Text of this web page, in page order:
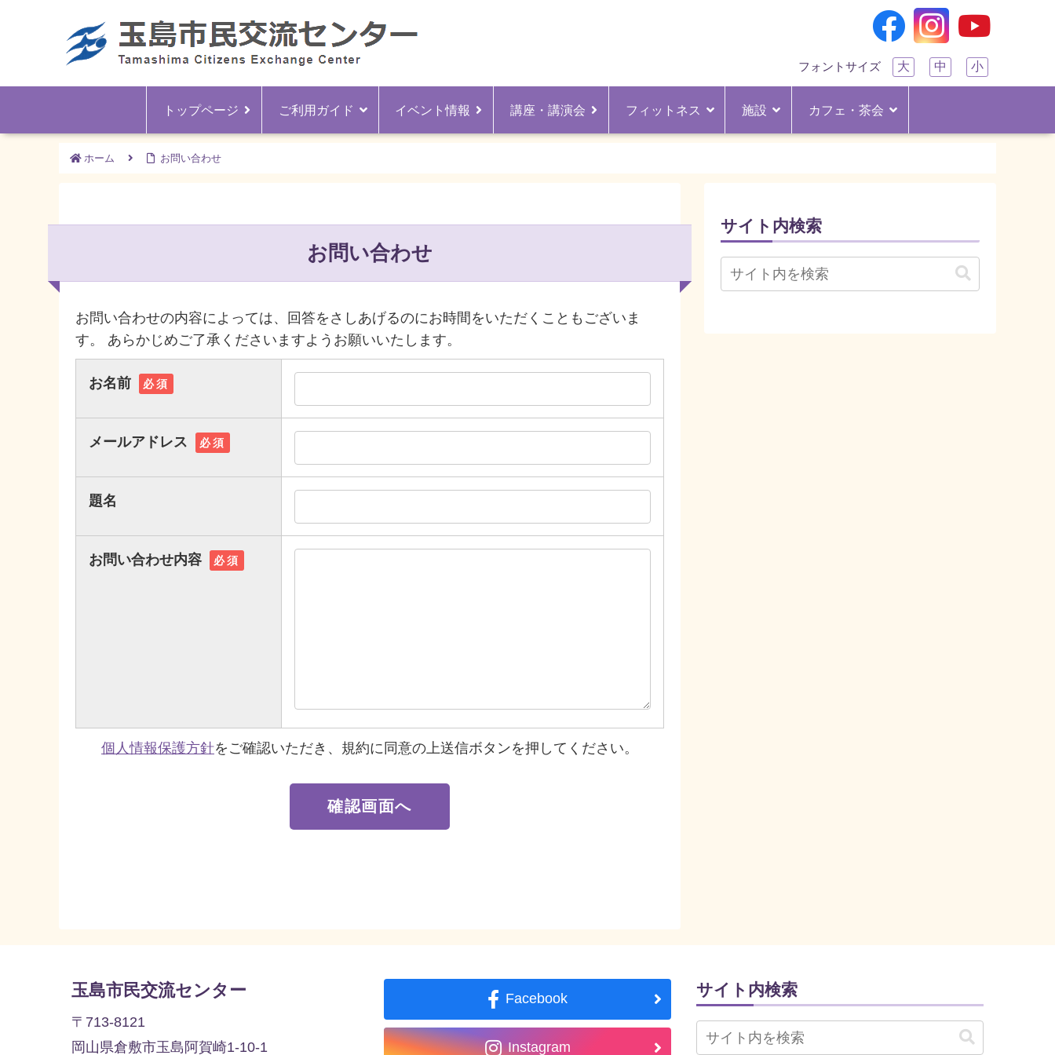
フォントサイズ 大 中 小
トップページ ご利用ガイド イベント情報 講座・講演会 フィットネス 施設 カフェ・茶会
ホーム お問い合わせ
お問い合わせ
お問い合わせの内容によっては、回答をさしあげるのにお時間をいただくこともございま
す。 あらかじめご了承くださいますようお願いいたします。
お名前 必須
メールアドレス 必須
題名
お問い合わせ内容 必須
個人情報保護方針をご確認いただき、規約に同意の上送信ボタンを押してください。
サイト内検索
玉島市民交流センター
〒713-8121
岡山県倉敷市玉島阿賀崎1-10-1
Facebook
Instagram
サイト内検索